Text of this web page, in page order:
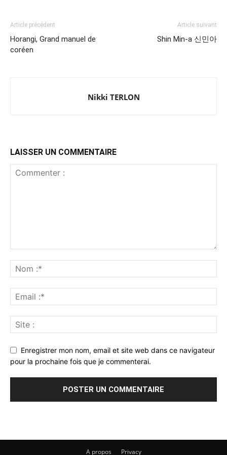
Article précédent
Horangi, Grand manuel de
coréen
Article suivant
Shin Min-a 신민아
Nikki TERLON
LAISSER UN COMMENTAIRE
Enregistrer mon nom, email et site web dans ce navigateur
pour la prochaine fois que je commenterai.
A propos Privacy